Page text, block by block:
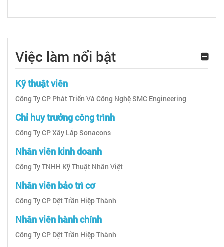
Việc làm nổi bật
Kỹ thuật viên
Công Ty CP Phát Triển Và Công Nghệ SMC Engineering
Chỉ huy trưởng công trình
Công Ty CP Xây Lắp Sonacons
Nhân viên kinh doanh
Công Ty TNHH Kỹ Thuật Nhân Việt
Nhân viên bảo trì cơ
Công Ty CP Dệt Trần Hiệp Thành
Nhân viên hành chính
Công Ty CP Dệt Trần Hiệp Thành